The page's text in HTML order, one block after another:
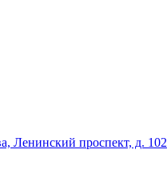
Ленинский проспект, д. 102